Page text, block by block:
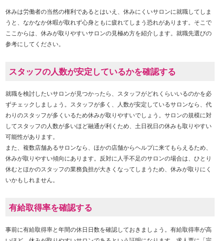
休みは労働者の当然の権利であるとはいえ、休みにくいサロンに就職してしま
うと、なかなか休暇が取れず心身ともに疲れてしまう恐れがあります。そこで
ここからは、休みが取りやすいサロンの見極め方を紹介します。就職先選びの
参考にしてください。
スタッフの人数が安定しているかを確認する
就職を検討したいサロンが見つかったら、スタッフがどれくらいいるのかを必
ずチェックしましょう。スタッフが多く、人数が安定しているサロンなら、代
わりのスタッフが多くいるため休みが取りやすいでしょう。サロンの規模に対
してスタッフの人数が多いほど融通が利くため、土日祝日の休みも取りやすい
可能性があります。
また、複数店舗あるサロンなら、ほかの店舗からヘルプに来てもらえるため、
休みが取りやすい傾向にあります。反対に人手不足のサロンの場合は、ひとり
休むとほかのスタッフの業務負担が大きくなってしまうため、休みが取りにく
いかもしれません。
有給取得率を確認する
事前に有給取得率と年間の休日日数を確認しておきましょう。有給取得率が高